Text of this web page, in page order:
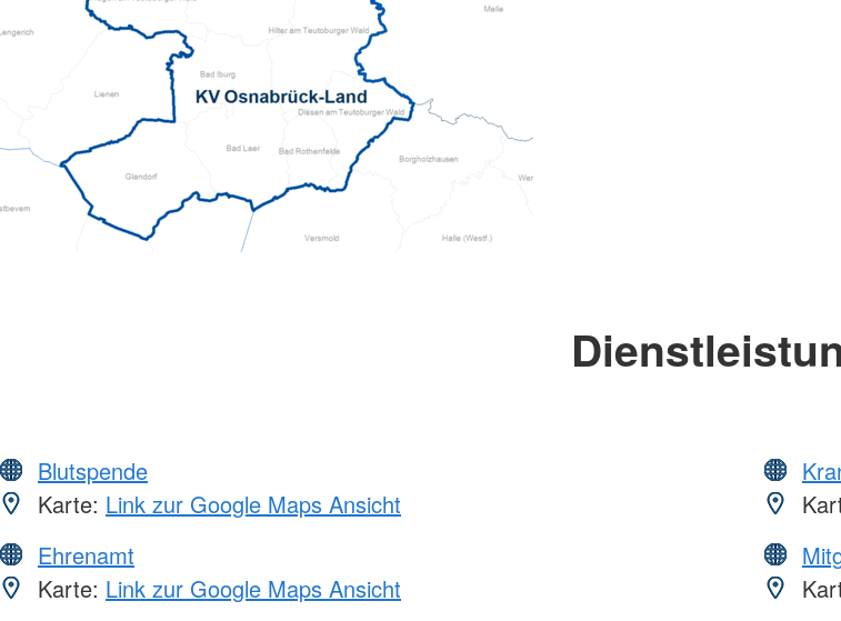
Blutspende
Karte: Link zur Google Maps Ansicht
Ehrenamt
Karte: Link zur Google Maps Ansicht